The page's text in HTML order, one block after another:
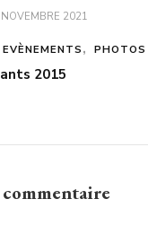
2021
EVÈNEMENTS PHOTOS
2015